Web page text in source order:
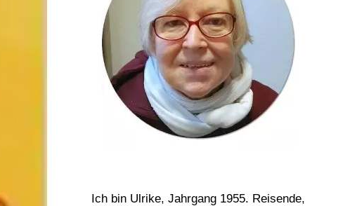
Ich bin Ulrike, Jahrgang 1955. Reisende,